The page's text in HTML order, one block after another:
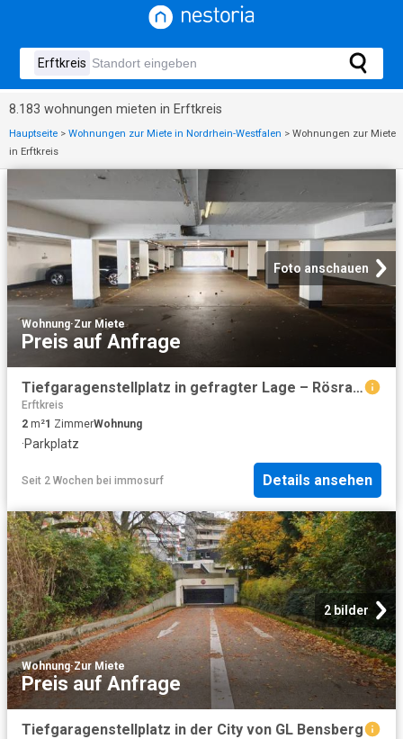
8.183 wohnungen mieten in Erftkreis
Hauptseite > Wohnungen zur Miete in Nordrhein-Westfalen > Wohnungen zur Miete
in Erftkreis
Foto anschauen
Wohnung·Zur Miete
Preis auf Anfrage
Tiefgaragenstellplatz in gefragter Lage – Rösrath
Erftkreis
2 m²1 ZimmerWohnung
·Parkplatz
Seit 2 Wochen bei immosurf Details ansehen
2 bilder
Wohnung·Zur Miete
Preis auf Anfrage
Tiefgaragenstellplatz in der City von GL Bensberg